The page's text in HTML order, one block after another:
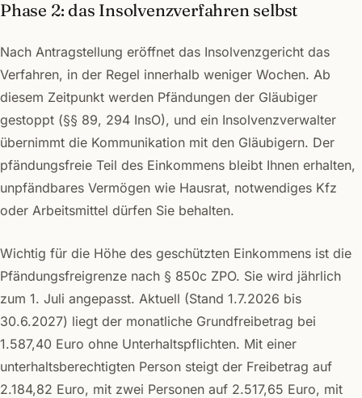
Phase 2: das Insolvenzverfahren selbst
Nach Antragstellung eröffnet das Insolvenzgericht das
Verfahren, in der Regel innerhalb weniger Wochen. Ab
diesem Zeitpunkt werden Pfändungen der Gläubiger
gestoppt (§§ 89, 294 InsO), und ein Insolvenzverwalter
übernimmt die Kommunikation mit den Gläubigern. Der
pfändungsfreie Teil des Einkommens bleibt Ihnen erhalten,
unpfändbares Vermögen wie Hausrat, notwendiges Kfz
oder Arbeitsmittel dürfen Sie behalten.
Wichtig für die Höhe des geschützten Einkommens ist die
Pfändungsfreigrenze nach § 850c ZPO. Sie wird jährlich
zum 1. Juli angepasst. Aktuell (Stand 1.7.2026 bis
30.6.2027) liegt der monatliche Grundfreibetrag bei
1.587,40 Euro ohne Unterhaltspflichten. Mit einer
unterhaltsberechtigten Person steigt der Freibetrag auf
2.184,82 Euro, mit zwei Personen auf 2.517,65 Euro, mit